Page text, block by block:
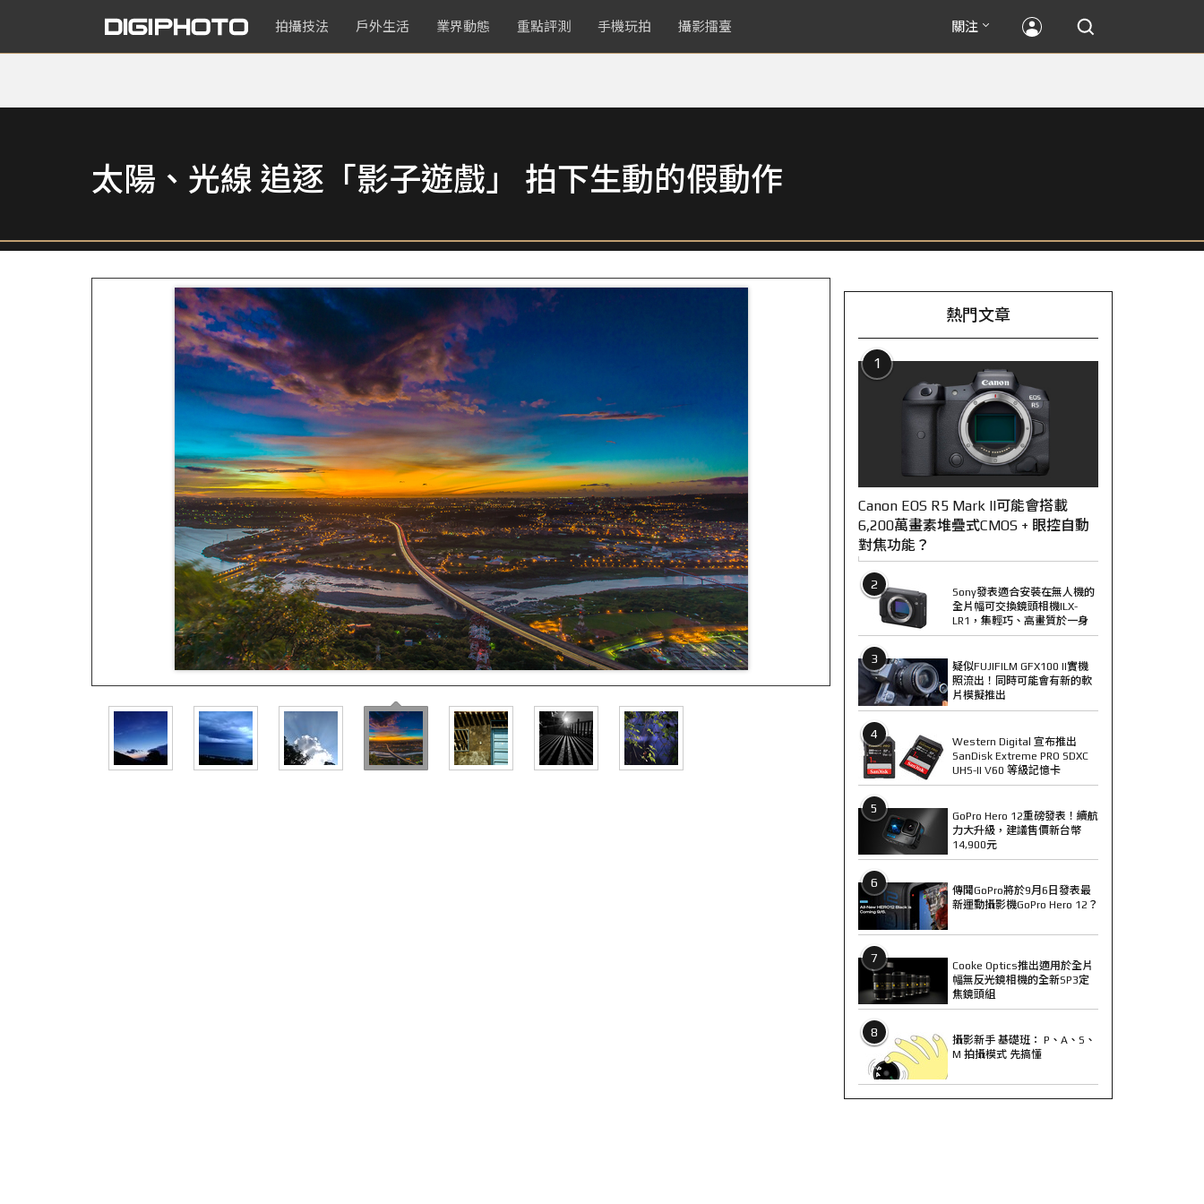
拍攝技法 戶外生活 業界動態 重點評測 手機玩拍 攝影擂臺 關注
太陽、光線 追逐「影子遊戲」 拍下生動的假動作
熱門文章
1
Canon EOS R5 Mark II可能會搭載
6,200萬畫素堆疊式CMOS + 眼控自動
對焦功能？
2
Sony發表適合安裝在無人機的
全片幅可交換鏡頭相機ILX-
LR1，集輕巧、高畫質於一身
3
疑似FUJIFILM GFX100 II實機
照流出！同時可能會有新的軟
片模擬推出
4
Western Digital 宣布推出
SanDisk Extreme PRO SDXC
UHS-II V60 等級記憶卡
5
GoPro Hero 12重磅發表！續航
力大升級，建議售價新台幣
14,900元
6
傳聞GoPro將於9月6日發表最
新運動攝影機GoPro Hero 12？
7
Cooke Optics推出適用於全片
幅無反光鏡相機的全新SP3定
焦鏡頭組
8
攝影新手 基礎班： P、A、S、
M 拍攝模式 先搞懂